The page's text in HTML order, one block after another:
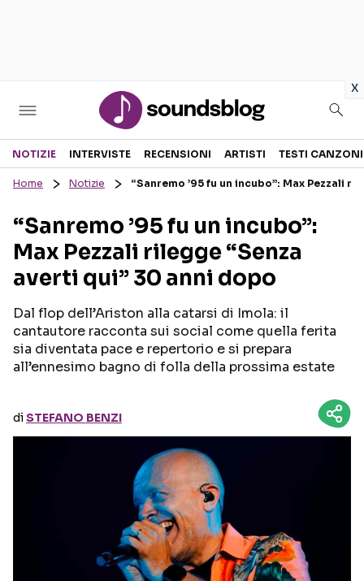
x
Sezioni
RECENSIONI MUSICALI
INTERVISTE
GOSSIP E CURIOSITÀ
TESTI CANZONI
TOUR ED EVENTI
TALENT SHOW
NOTIZIE INTERVISTE RECENSIONI ARTISTI TESTI CANZONI
Home Notizie “Sanremo ’95 fu un incubo”: Max Pezzali
“Sanremo ’95 fu un incubo”:
Max Pezzali rilegge “Senza
averti qui” 30 anni dopo
Dal flop dell’Ariston alla catarsi di Imola: il
cantautore racconta sui social come quella ferita
sia diventata pace e repertorio e si prepara
all’ennesimo bagno di folla della prossima estate
diSTEFANO BENZI